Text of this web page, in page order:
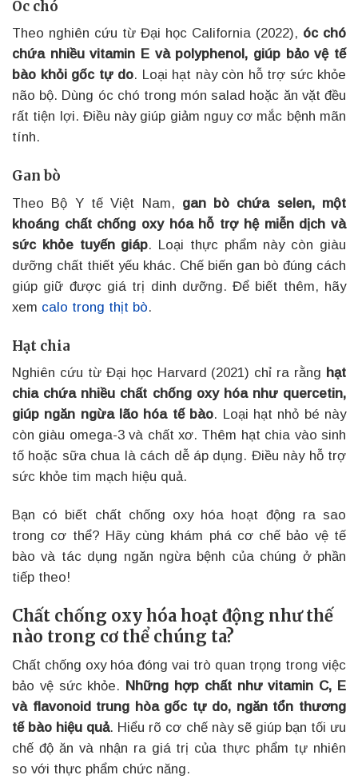
Óc chó
Theo nghiên cứu từ Đại học California (2022), óc chó
chứa nhiều vitamin E và polyphenol, giúp bảo vệ tế
bào khỏi gốc tự do. Loại hạt này còn hỗ trợ sức khỏe
não bộ. Dùng óc chó trong món salad hoặc ăn vặt đều
rất tiện lợi. Điều này giúp giảm nguy cơ mắc bệnh mãn
tính.
Gan bò
Theo Bộ Y tế Việt Nam, gan bò chứa selen, một
khoáng chất chống oxy hóa hỗ trợ hệ miễn dịch và
sức khỏe tuyến giáp. Loại thực phẩm này còn giàu
dưỡng chất thiết yếu khác. Chế biến gan bò đúng cách
giúp giữ được giá trị dinh dưỡng. Để biết thêm, hãy
xem calo trong thịt bò.
Hạt chia
Nghiên cứu từ Đại học Harvard (2021) chỉ ra rằng hạt
chia chứa nhiều chất chống oxy hóa như quercetin,
giúp ngăn ngừa lão hóa tế bào. Loại hạt nhỏ bé này
còn giàu omega-3 và chất xơ. Thêm hạt chia vào sinh
tố hoặc sữa chua là cách dễ áp dụng. Điều này hỗ trợ
sức khỏe tim mạch hiệu quả.
Bạn có biết chất chống oxy hóa hoạt động ra sao
trong cơ thể? Hãy cùng khám phá cơ chế bảo vệ tế
bào và tác dụng ngăn ngừa bệnh của chúng ở phần
tiếp theo!
Chất chống oxy hóa hoạt động như thế
nào trong cơ thể chúng ta?
Chất chống oxy hóa đóng vai trò quan trọng trong việc
bảo vệ sức khỏe. Những hợp chất như vitamin C, E
và flavonoid trung hòa gốc tự do, ngăn tổn thương
tế bào hiệu quả. Hiểu rõ cơ chế này sẽ giúp bạn tối ưu
chế độ ăn và nhận ra giá trị của thực phẩm tự nhiên
so với thực phẩm chức năng.